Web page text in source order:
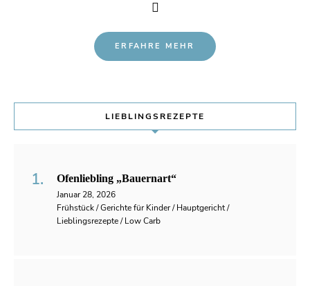
ERFAHRE MEHR
LIEBLINGSREZEPTE
Ofenliebling „Bauernart“
Januar 28, 2026
Frühstück / Gerichte für Kinder / Hauptgericht /
Lieblingsrezepte / Low Carb